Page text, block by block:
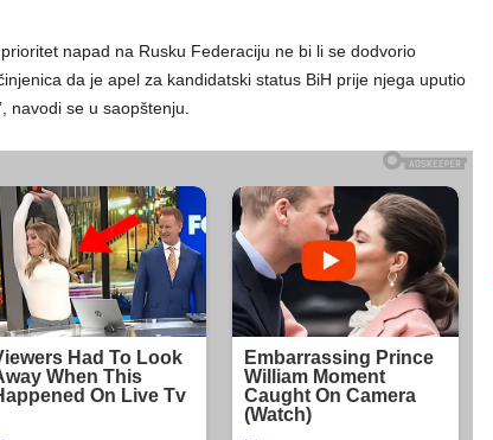
napad na Rusku Federaciju ne bi li se dodvorio
da je apel za kandidatski status BiH prije njega uputio
navodi se u saopštenju.